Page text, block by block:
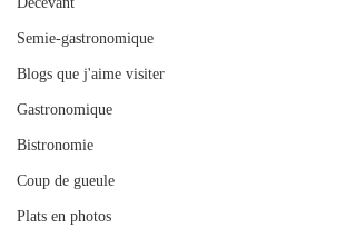
Semie-gastronomique
Blogs que j'aime visiter
Gastronomique
Bistronomie
Coup de gueule
Plats en photos